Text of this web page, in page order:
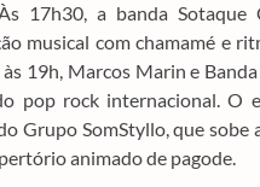
17h30, a banda Sotaque
musical com chamamé e
às 19h, Marcos Marin e
pop rock internacional. O
Grupo SomStyllo, que sobe
animado de pagode.